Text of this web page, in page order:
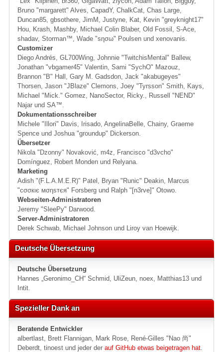
Bruno "margarett" Alves, CapadY, ChalkCat, Chas Large,
Duncan85, gbsothere, JimM, Justyne, Kat, Kevin "greyknight17"
Hou, Krash, Mashby, Michael Colin Blaber, Old Fossil, S-Ace,
shadav, Storman™, Wade "sησω" Poulsen und xenovanis.
Customizer
Diego Andrés, GL700Wing, Johnnie "TwitchisMental" Ballew,
Jonathan "vbgamer45" Valentin, Sami "SychO" Mazouz,
Brannon "B" Hall, Gary M. Gadsdon, Jack "akabugeyes"
Thorsen, Jason "JBlaze" Clemons, Joey "Tyrsson" Smith, Kays,
Michael "Mick." Gomez, NanoSector, Ricky., Russell "NEND"
Najar und SA™.
Dokumentationsschreiber
Michele "Illori" Davis, Irisado, AngelinaBelle, Chainy, Graeme
Spence und Joshua "groundup" Dickerson.
Übersetzer
Nikola "Dzonny" Novaković, m4z, Francisco "d3vcho"
Domínguez, Robert Monden und Relyana.
Marketing
Adish "(F.L.A.M.E.R)" Patel, Bryan "Runic" Deakin, Marcus
"cσσкιє мσηѕтєя" Forsberg und Ralph "[n3rve]" Otowo.
Webseiten-Administratoren
Jeremy "SleePy" Darwood.
Server-Administratoren
Derek Schwab, Michael Johnson und Liroy van Hoewijk.
Deutsche Übersetzung
Deutsche Übersetzung
Hannes „Geronimo_CH“ Schmid, UliZeun, noex, Matthias13 und
Intit.
Spezieller Dank an
Beratende Entwickler
albertlast, Brett Flannigan, Mark Rose, René-Gilles "Nao 尚"
Deberdt, tinoest und jeder der auf GitHub etwas beigetragen hat